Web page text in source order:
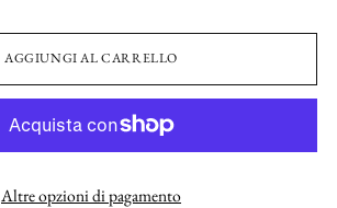
AGGIUNGI AL CARRELLO
Altre opzioni di pagamento